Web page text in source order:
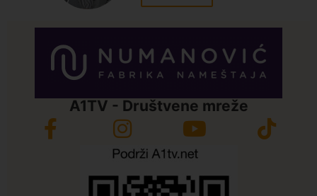
A1TV - Društvene mreže